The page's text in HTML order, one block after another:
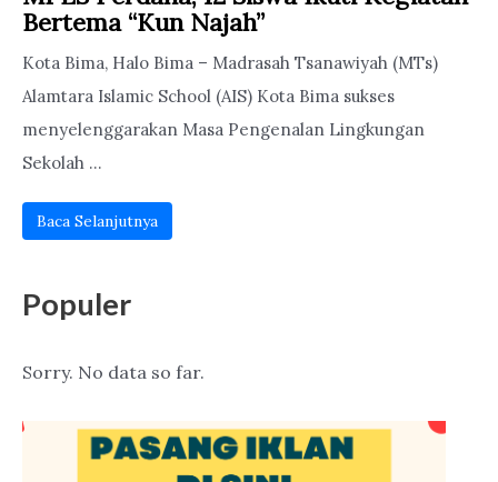
Bertema “Kun Najah”
Kota Bima, Halo Bima – Madrasah Tsanawiyah (MTs)
Alamtara Islamic School (AIS) Kota Bima sukses
menyelenggarakan Masa Pengenalan Lingkungan
Sekolah ...
Baca Selanjutnya
Populer
Sorry. No data so far.